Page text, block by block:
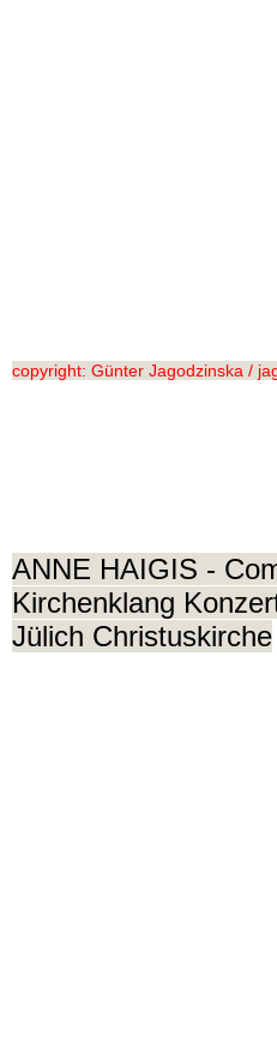
copyright: Günter Jagodzinska /
ANNE HAIGIS -
Kirchenklang
Jülich Christuskirche